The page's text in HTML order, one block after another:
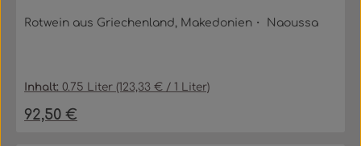
Rotwein aus Griechenland, Makedonien・ Naoussa
Inhalt:0.75 Liter (123,33 € / 1 Liter)
Regulärer Preis:
92,50 €